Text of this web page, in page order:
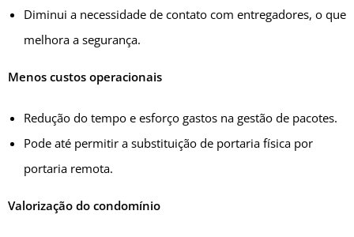
Diminui a necessidade de contato com entregadores, o que
melhora a segurança.
Menos custos operacionais
Redução do tempo e esforço gastos na gestão de pacotes.
Pode até permitir a substituição de portaria física por
portaria remota.
Valorização do condomínio